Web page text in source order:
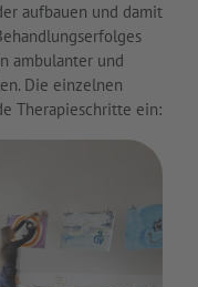
aufbauen und damit
ambulanter und
Die einzelnen
Therapieschritte ein: